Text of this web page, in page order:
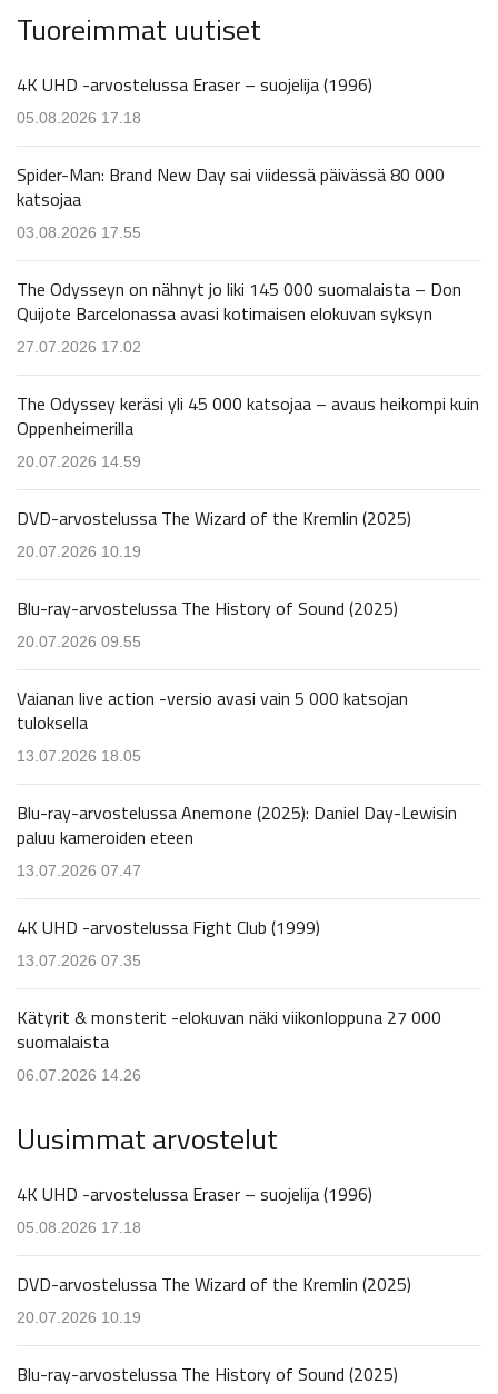
Tuoreimmat uutiset
4K UHD -arvostelussa Eraser – suojelija (1996)
05.08.2026 17.18
Spider-Man: Brand New Day sai viidessä päivässä 80 000
katsojaa
03.08.2026 17.55
The Odysseyn on nähnyt jo liki 145 000 suomalaista – Don
Quijote Barcelonassa avasi kotimaisen elokuvan syksyn
27.07.2026 17.02
The Odyssey keräsi yli 45 000 katsojaa – avaus heikompi kuin
Oppenheimerilla
20.07.2026 14.59
DVD-arvostelussa The Wizard of the Kremlin (2025)
20.07.2026 10.19
Blu-ray-arvostelussa The History of Sound (2025)
20.07.2026 09.55
Vaianan live action -versio avasi vain 5 000 katsojan
tuloksella
13.07.2026 18.05
Blu-ray-arvostelussa Anemone (2025): Daniel Day-Lewisin
paluu kameroiden eteen
13.07.2026 07.47
4K UHD -arvostelussa Fight Club (1999)
13.07.2026 07.35
Kätyrit & monsterit -elokuvan näki viikonloppuna 27 000
suomalaista
06.07.2026 14.26
Uusimmat arvostelut
4K UHD -arvostelussa Eraser – suojelija (1996)
05.08.2026 17.18
DVD-arvostelussa The Wizard of the Kremlin (2025)
20.07.2026 10.19
Blu-ray-arvostelussa The History of Sound (2025)